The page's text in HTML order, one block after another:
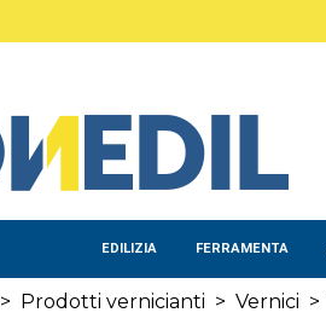
EDILIZIA FERRAMENTA
> Prodotti vernicianti > Vernici >